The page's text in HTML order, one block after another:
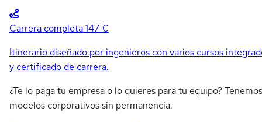
Carrera completa147 €
Itinerario diseñado por ingenieros con varios cursos
y certificado de carrera.
¿Te lo paga tu empresa o lo quieres para tu equipo? Tenemos
modelos corporativos sin permanencia.